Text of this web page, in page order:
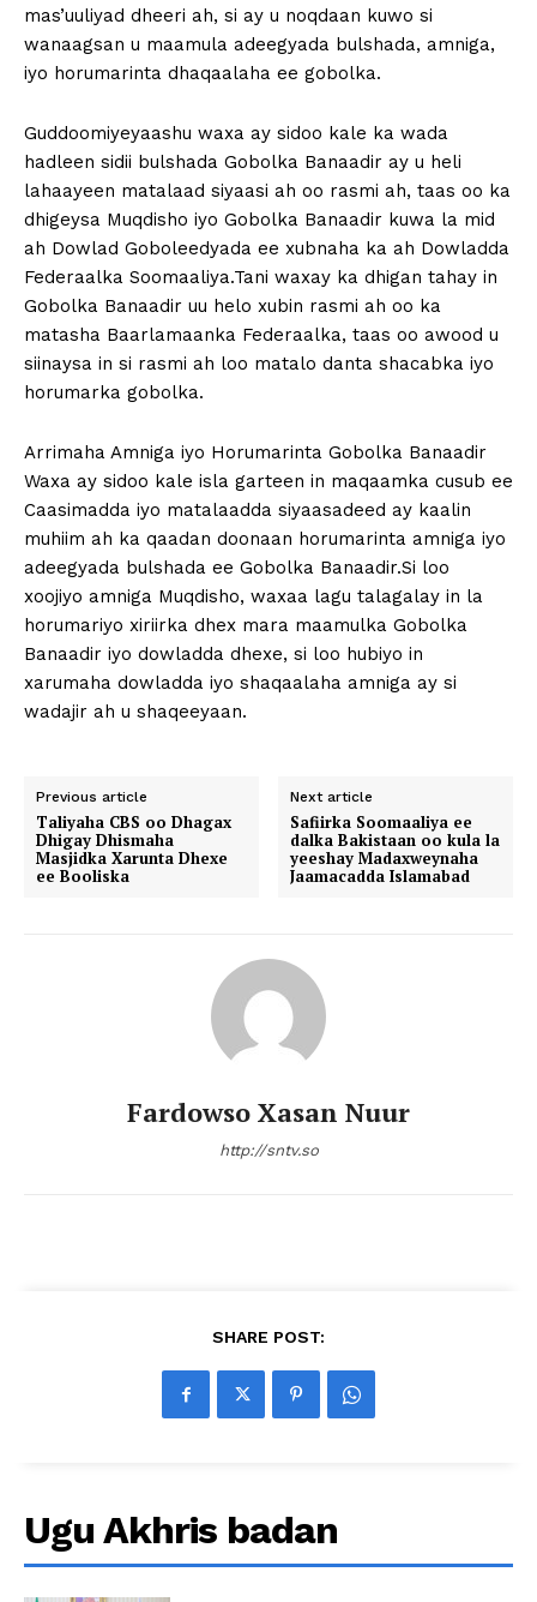
mas’uuliyad dheeri ah, si ay u noqdaan kuwo si
wanaagsan u maamula adeegyada bulshada, amniga,
iyo horumarinta dhaqaalaha ee gobolka.
Guddoomiyeyaashu waxa ay sidoo kale ka wada
hadleen sidii bulshada Gobolka Banaadir ay u heli
lahaayeen matalaad siyaasi ah oo rasmi ah, taas oo ka
dhigeysa Muqdisho iyo Gobolka Banaadir kuwa la mid
ah Dowlad Goboleedyada ee xubnaha ka ah Dowladda
Federaalka Soomaaliya.Tani waxay ka dhigan tahay in
Gobolka Banaadir uu helo xubin rasmi ah oo ka
matasha Baarlamaanka Federaalka, taas oo awood u
siinaysa in si rasmi ah loo matalo danta shacabka iyo
horumarka gobolka.
Arrimaha Amniga iyo Horumarinta Gobolka Banaadir
Waxa ay sidoo kale isla garteen in maqaamka cusub ee
Caasimadda iyo matalaadda siyaasadeed ay kaalin
muhiim ah ka qaadan doonaan horumarinta amniga iyo
adeegyada bulshada ee Gobolka Banaadir.Si loo
xoojiyo amniga Muqdisho, waxaa lagu talagalay in la
horumariyo xiriirka dhex mara maamulka Gobolka
Banaadir iyo dowladda dhexe, si loo hubiyo in
xarumaha dowladda iyo shaqaalaha amniga ay si
wadajir ah u shaqeeyaan.
Previous article
Taliyaha CBS oo Dhagax
Dhigay Dhismaha
Masjidka Xarunta Dhexe
ee Booliska
Next article
Safiirka Soomaaliya ee
dalka Bakistaan oo kula la
yeeshay Madaxweynaha
Jaamacadda Islamabad
Fardowso Xasan Nuur
http://sntv.so
SHARE POST:
Ugu Akhris badan